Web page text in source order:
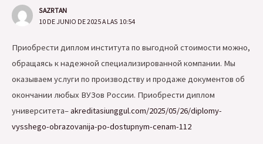
SAZRTAN
10 DE JUNIO DE 2025 A LAS 10:54
Приобрести диплом института по выгодной стоимости можно,
обращаясь к надежной специализированной компании. Мы
оказываем услуги по производству и продаже документов об
окончании любых ВУЗов России. Приобрести диплом
университета–akreditasiunggul.com/2025/05/26/diplomy-
vysshego-obrazovanija-po-dostupnym-cenam-112